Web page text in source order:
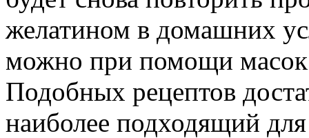
желатином в домашних
можно при помощи масок
Подобных рецептов
наиболее подходящий